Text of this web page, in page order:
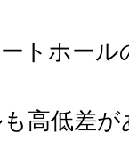
トホー
高低差